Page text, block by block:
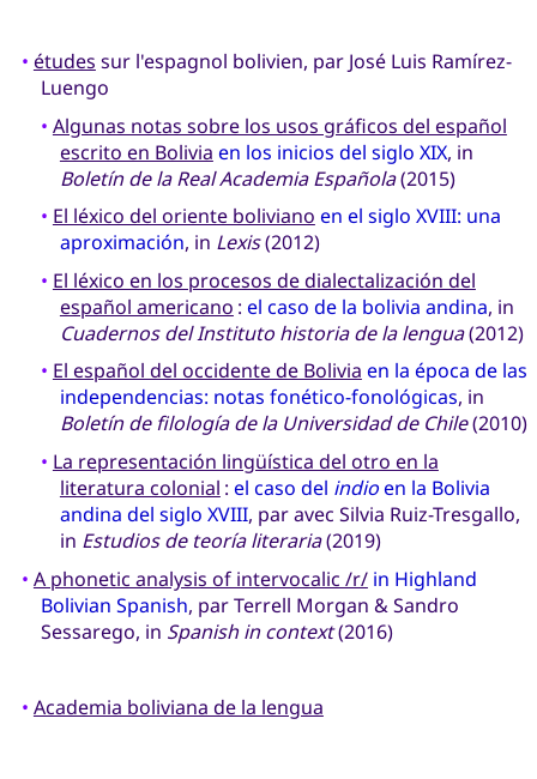
• études sur l'espagnol bolivien, par José Luis Ramírez-
Luengo
• Algunas notas sobre los usos gráficos del español
escrito en Bolivia en los inicios del siglo XIX, in
Boletín de la Real Academia Española(2015)
• El léxico del oriente boliviano en el siglo XVIII: una
aproximación, in Lexis(2012)
• El léxico en los procesos de dialectalización del
español americano : el caso de la bolivia andina, in
Cuadernos del Instituto historia de la lengua(2012)
• El español del occidente de Bolivia en la época de las
independencias: notas fonético-fonológicas, in
Boletín de filología de la Universidad de Chile(2010)
• La representación lingüística del otro en la
literatura colonial : el caso del indioen la Bolivia
andina del siglo XVIII, par avec Silvia Ruiz-Tresgallo,
in Estudios de teoría literaria(2019)
• A phonetic analysis of intervocalic /r/ in Highland
Bolivian Spanish, par Terrell Morgan & Sandro
Sessarego, in Spanish in context(2016)
• Academia boliviana de la lengua